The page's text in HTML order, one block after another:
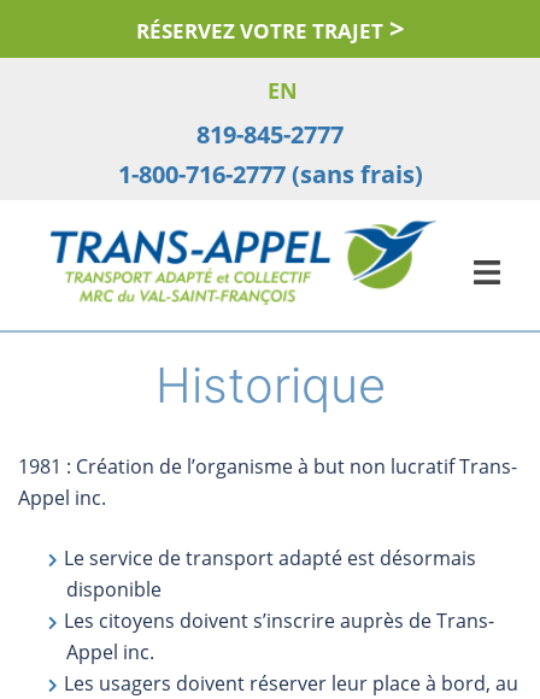
RÉSERVEZ VOTRE TRAJET
EN
819-845-2777
1-800-716-2777 (sans frais)
Historique
1981 : Création de l’organisme à but non lucratif Trans-
Appel inc.
Le service de transport adapté est désormais
disponible
Les citoyens doivent s’inscrire auprès de Trans-
Appel inc.
Les usagers doivent réserver leur place à bord, au